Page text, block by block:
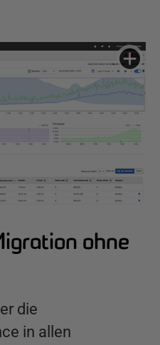
ohne
die
in allen